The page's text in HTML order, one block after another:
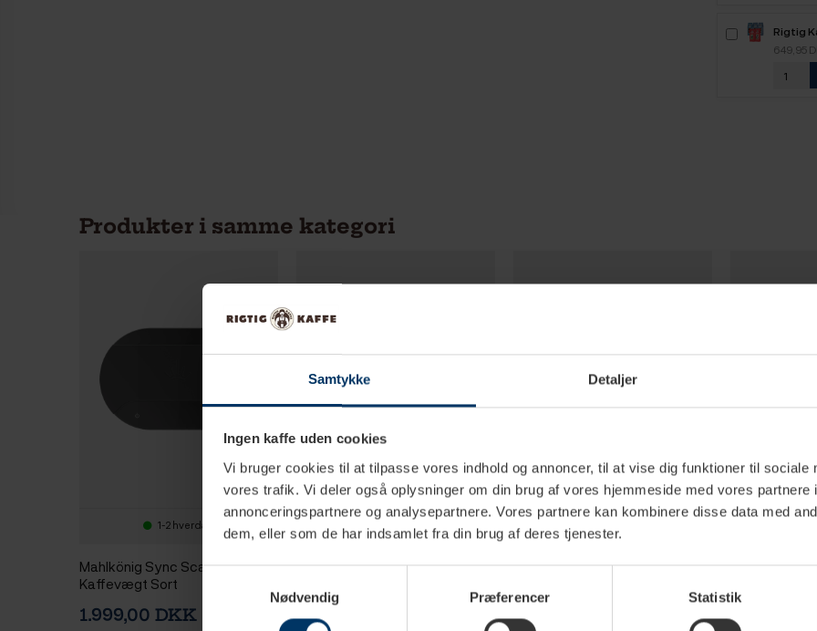
Samtykke Detaljer
Ingen kaffe uden cookies
Vi bruger cookies til at tilpasse vores indhold og annoncer, til at vise dig funktioner til sociale
vores trafik. Vi deler også oplysninger om din brug af vores hjemmeside med vores partnere
annonceringspartnere og analysepartnere. Vores partnere kan kombinere disse data med
dem, eller som de har indsamlet fra din brug af deres tjenester.
Samtykkevalg
Nødvendig
Præferencer Statistik
Rigtig
2,5kg
649,95
Produkter i samme kategori
1-2 hverdage
Mahlkönig Sync Scale
Kaffevægt Sort
1.999,00 DKK
2-4 hverdage
Normcore Pocket Scale V3
799,95 DKK
Normcore Pocket Scale
799,95 DKK
Eureka
478,00